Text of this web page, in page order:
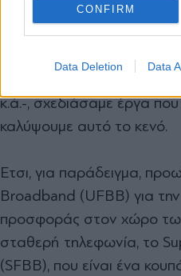
CONFIRM
Data Deletion Data
τα δεδομένα των
ιδιώτες πάροχοι και,
ταχρηματοδοτικά έργα
κ.ά.-, σχεδιάσαμε έργα
καλύψουμε αυτό το κενό.
Ετσι, για παράδειγμα,
Broadband (UFBB) για
προσφοράς στον χώρο
σταθερή τηλεφωνία, το
(SFBB), που είναι ένα